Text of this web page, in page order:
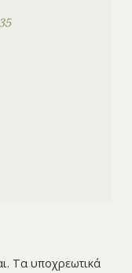
Τα υποχρεωτικά